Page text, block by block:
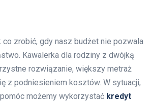
co zrobić, gdy nasz budżet nie pozwala
Kawalerka dla rodziny z dwójką
rozwiązanie, większy metraż
z podniesieniem kosztów. W sytuacji,
możemy wykorzystać kredyt